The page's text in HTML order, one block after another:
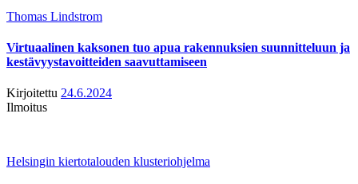
Thomas Lindstrom
Virtuaalinen kaksonen tuo apua rakennuksien suunnitteluun ja
kestävyystavoitteiden saavuttamiseen
Kirjoitettu 24.6.2024
Ilmoitus
Helsingin kiertotalouden klusteriohjelma